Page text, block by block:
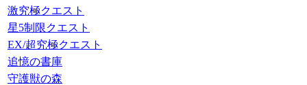
激究極クエスト
星5制限クエスト
EX/超究極クエスト
追憶の書庫
守護獣の森